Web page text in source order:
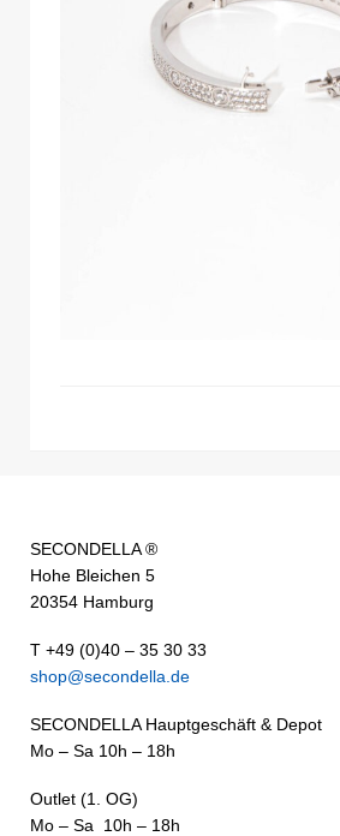
SECONDELLA ®
Hohe Bleichen 5
20354 Hamburg
T +49 (0)40 – 35 30 33
shop@secondella.de
SECONDELLA Hauptgeschäft & Depot
Mo – Sa 10h – 18h
Outlet (1. OG)
Mo – Sa 10h – 18h